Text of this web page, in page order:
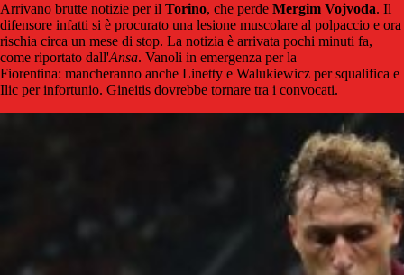
Arrivano brutte notizie per il Torino, che perde Mergim Vojvoda. Il
difensore infatti si è procurato una lesione muscolare al polpaccio e ora
rischia circa un mese di stop. La notizia è arrivata pochi minuti fa,
come riportato dall'Ansa. Vanoli in emergenza per la
Fiorentina: mancheranno anche Linetty e Walukiewicz per squalifica e
Ilic per infortunio. Gineitis dovrebbe tornare tra i convocati.